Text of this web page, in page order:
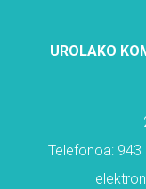
UROLAKO
Telefonoa: 943